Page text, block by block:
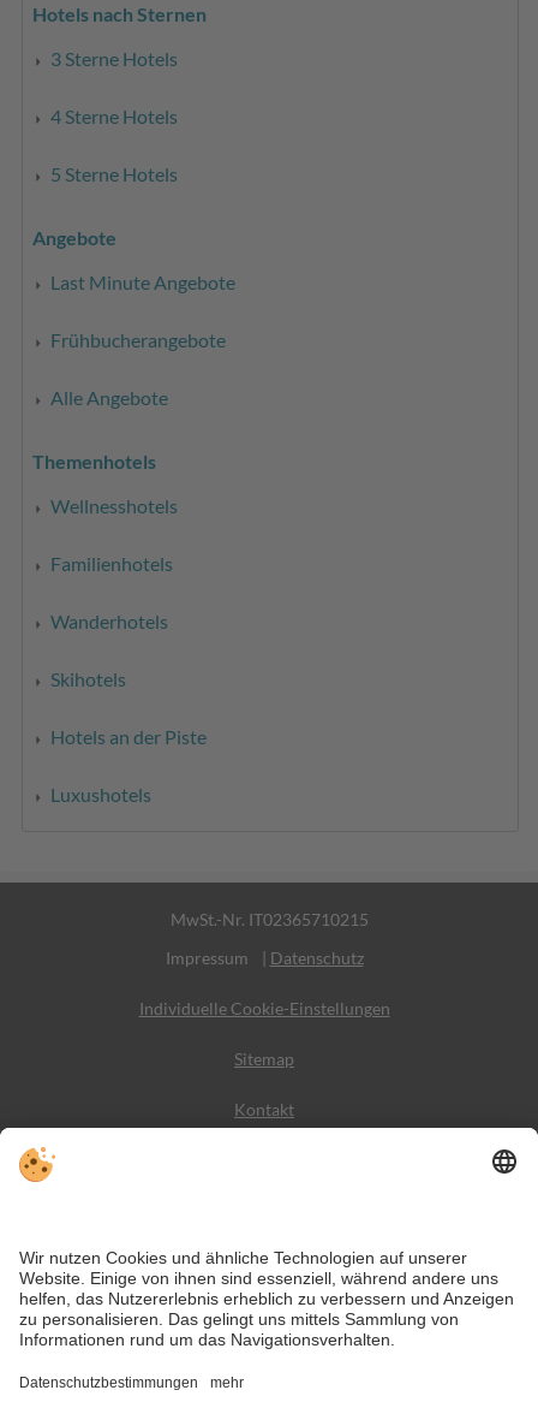
Hotels nach Sternen
3 Sterne Hotels
4 Sterne Hotels
5 Sterne Hotels
Angebote
Last Minute Angebote
Frühbucherangebote
Alle Angebote
Themenhotels
Wellnesshotels
Familienhotels
Wanderhotels
Skihotels
Hotels an der Piste
Luxushotels
MwSt.-Nr. IT02365710215
Impressum
| Datenschutz
Individuelle Cookie-Einstellungen
Sitemap
Kontakt
VIVODolomiti ist das Reiseportal für unvergesslichen
Bergurlaub – mit Unterkünften und Angeboten in den
Dolomiten, im UNESCO Weltnaturerbe.